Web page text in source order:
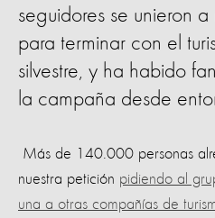
seguidores se unieron
para terminar con el
silvestre, y ha habido
la campaña desde
Más de 140.000 personas
nuestra petición pidiendo al
una a otras compañías de